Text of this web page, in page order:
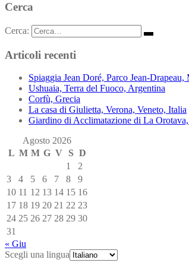
Cerca
Cerca:
Articoli recenti
Spiaggia Jean Doré, Parco Jean-
Ushuaia, Terra del Fuoco, Argentina
Corfù, Grecia
La casa di Giulietta, Verona, Veneto, Italia
Giardino di Acclimatazione di La
Agosto 2026
L M M G V S D
1
2
3
4 5 6 7 8
9
10 11 12 13 14 15 16
17 18 19 20 21 22 23
24 25 26 27 28 29 30
31
« Giu
Scegli una lingua